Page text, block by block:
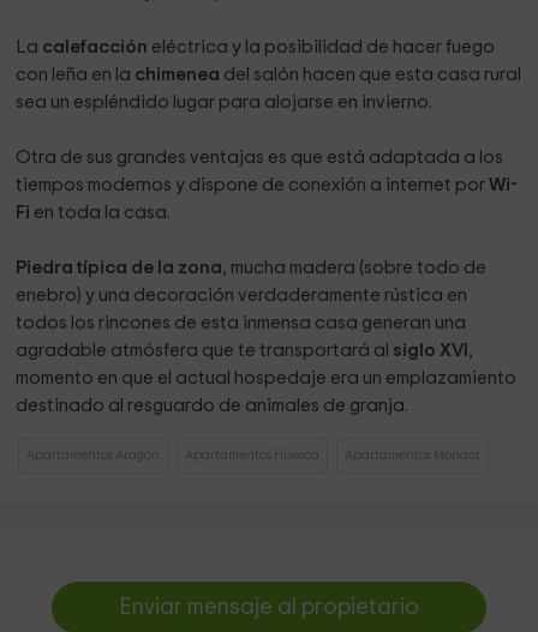
La calefacción eléctrica y la posibilidad de hacer fuego
con leña en la chimenea del salón hacen que esta casa rural
sea un espléndido lugar para alojarse en invierno.
Otra de sus grandes ventajas es que está adaptada a los
tiempos modernos y dispone de conexión a internet por Wi-
Fi en toda la casa.
Piedra típica de la zona, mucha madera (sobre todo de
enebro) y una decoración verdaderamente rústica en
todos los rincones de esta inmensa casa generan una
agradable atmósfera que te transportará al siglo XVI ,
momento en que el actual hospedaje era un emplazamiento
destinado al resguardo de animales de granja.
Apartamentos Aragón Apartamentos Huesca Apartamentos Mondot
Enviar mensaje al propietario